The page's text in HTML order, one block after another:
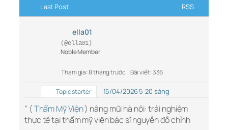
Last Post RSS
ella01
(@ella01)
Noble Member
Tham gia: 8 tháng trước Bài viết: 336
Topic starter 15/04/2026 5:20 sáng
” (Thẩm Mỹ Viện) nâng mũi hà nội: trải nghiệm
thực tế tại thẩm mỹ viện bác sĩ nguyễn đỗ chỉnh